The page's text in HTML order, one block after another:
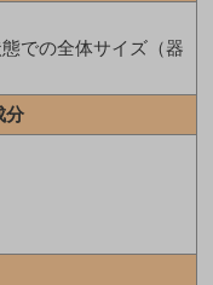
での全体サイズ（器
分